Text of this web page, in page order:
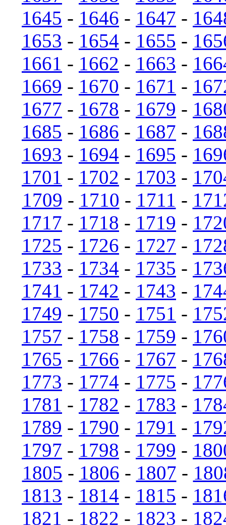
1645 - 1646 - 1647 -
1653 - 1654 - 1655 -
1661 - 1662 - 1663 -
1669 - 1670 - 1671 -
1677 - 1678 - 1679 -
1685 - 1686 - 1687 -
1693 - 1694 - 1695 -
1701 - 1702 - 1703 -
1709 - 1710 - 1711 -
1717 - 1718 - 1719 -
1725 - 1726 - 1727 -
1733 - 1734 - 1735 -
1741 - 1742 - 1743 -
1749 - 1750 - 1751 -
1757 - 1758 - 1759 -
1765 - 1766 - 1767 -
1773 - 1774 - 1775 -
1781 - 1782 - 1783 -
1789 - 1790 - 1791 -
1797 - 1798 - 1799 -
1805 - 1806 - 1807 -
1813 - 1814 - 1815 -
1821 - 1822 - 1823 -